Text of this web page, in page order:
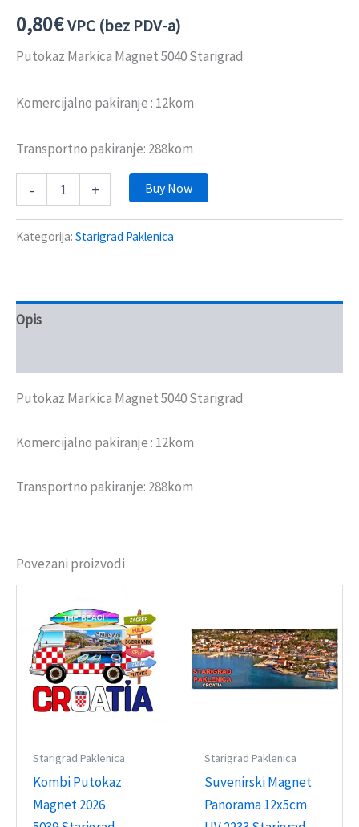
0,80€VPC (bez PDV-a)
Putokaz Markica Magnet 5040 Starigrad
Komercijalno pakiranje : 12kom
Transportno pakiranje: 288kom
- + Buy Now
Kategorija: Starigrad Paklenica
Opis
Putokaz Markica Magnet 5040 Starigrad
Komercijalno pakiranje : 12kom
Transportno pakiranje: 288kom
Povezani proizvodi
Starigrad Paklenica
Kombi Putokaz
Magnet 2026
Starigrad Paklenica
Suvenirski Magnet
Panorama 12x5cm